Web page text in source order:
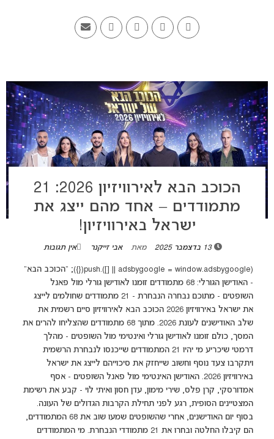
הכוכב הבא לאירוויזיון 2026: 21
מתמודדים – אחד מהם ייצג את
ישראל באירוויזיון!
13 בדצמבר 2025 מאת אבי זייקנר אין תגובות
(adsbygoogle = window.adsbygoogle || []).push({}); "הכוכב הבא"
- האודישן הגורלי: 68 מתמודדים זומנו לאודישן גורלי מול פאנל
השופטים - מתוכם נבחרה הנבחרת - 21 מתמודדים שחולמים לייצג
את ישראל באירוויזיון 2026 הכוכב הבא לאירוויזיון סיים רשמית את
שלב האודישנים לעונת 2026. מתוך 68 מתמודדים שהצליחו להרים את
המסך, כולם זומנו לאודישן גורלי ואינטימי מול השופטים - מהלך
דרמטי שיכריע מי יהיו 21 המתמודדים שייכנסו לנבחרת הרשמית
ויתקרבו צעד נוסף וחשוב שייחזק את סיכוייהם לייצג את ישראל
באירוויזיון 2026. האודישן האינטימי מול פאנל השופטים - אסף
אמדורסקי, קרן פלס, שירי מימון, עדן חסון ואיתי לוי - קבע את רשימת
המצטיינים הסופית, רגע לפני תחילת הקרבות הגדולים של העונה.
בסוף יום האודישנים, אחרי שהשופטים שמעו שוב את 68 המתמודדים,
הם קיבלו החלטה ובחרו את 21 מתמודדי הנבחרת. מי המתמודדים